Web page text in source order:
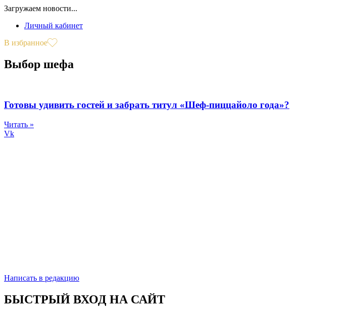
Загружаем новости...
Личный кабинет
В избранное
Выбор шефа
Готовы удивить гостей и забрать титул «Шеф-пиццайоло года»?
Читать »
Vk
Написать в редакцию
БЫСТРЫЙ ВХОД НА САЙТ